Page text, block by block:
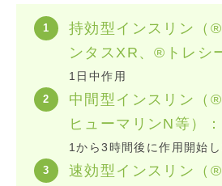
持効型インスリン（
ンタスXR、®トレシ
1日中作用
中間型インスリン（
ヒューマリンN等）：
1から3時間後に作用開始
速効型インスリン（